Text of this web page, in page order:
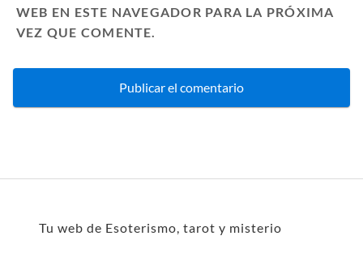
WEB EN ESTE NAVEGADOR PARA LA PRÓXIMA
VEZ QUE COMENTE.
Tu web de Esoterismo, tarot y misterio